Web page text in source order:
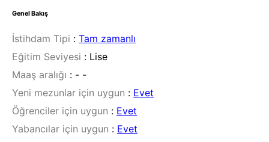
Genel Bakış
İstihdam Tipi : Tam zamanlı
Eğitim Seviyesi : Lise
Maaş aralığı : - -
Yeni mezunlar için uygun : Evet
Öğrenciler için uygun : Evet
Yabancılar için uygun : Evet